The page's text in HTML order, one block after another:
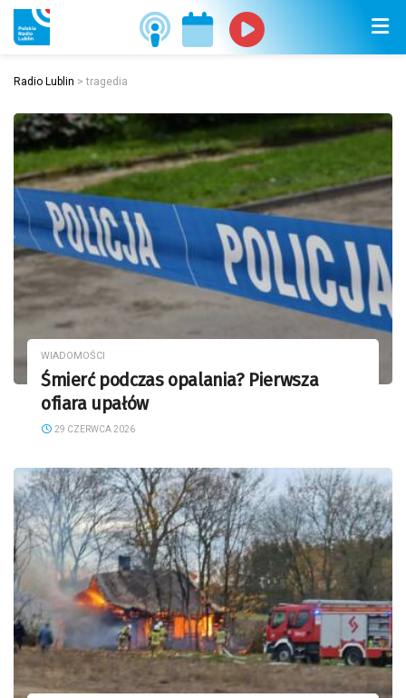
Radio Lublin >tragedia
WIADOMOŚCI
Śmierć podczas opalania? Pierwsza
ofiara upałów
29 CZERWCA 2026